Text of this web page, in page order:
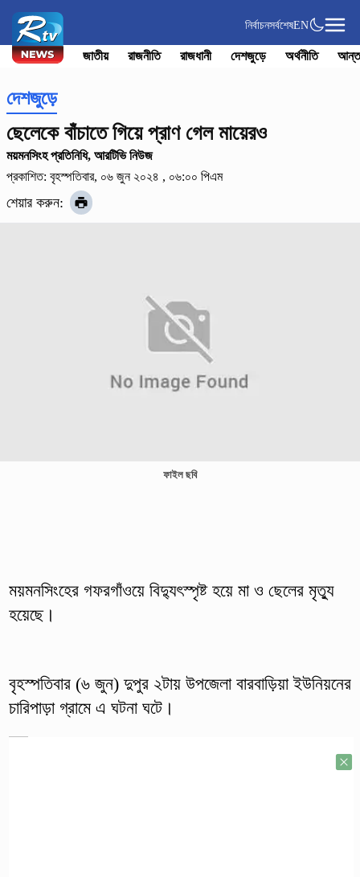
নির্বাচনসর্বশেষEN
জাতীয় রাজনীতি রাজধানী দেশজুড়ে অর্থনীতি
দেশজুড়ে
ছেলেকে বাঁচাতে গিয়ে প্রাণ গেল মায়েরও
ময়মনসিংহ প্রতিনিধি, আরটিভি নিউজ
প্রকাশিত: বৃহস্পতিবার, ০৬ জুন ২০২৪ , ০৬:০০ পিএম
শেয়ার করুন:
ফাইল ছবি
ময়মনসিংহের গফরগাঁওয়ে বিদ্যুৎস্পৃষ্ট হয়ে মা ও ছেলের মৃত্যু
হয়েছে।
বৃহস্পতিবার (৬ জুন) দুপুর ২টায় উপজেলা বারবাড়িয়া ইউনিয়নের
চারিপাড়া গ্রামে এ ঘটনা ঘটে।